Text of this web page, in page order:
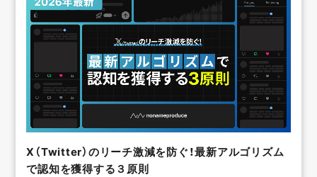
X（Twitter）のリーチ激減を防ぐ！最新アルゴリズム
で認知を獲得する３原則